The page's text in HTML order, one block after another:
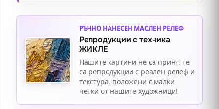
РЪЧНО НАНЕСЕН МАСЛЕН РЕЛЕФ
Репродукции с техника
ЖИКЛЕ
Нашите картини не са принт, те
са репродукции с реален релеф и
текстура, положени с малки
четки от нашите художници!